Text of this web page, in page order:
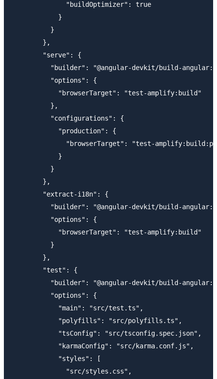
              "buildOptimizer": true
            }
          }
        },
        "serve": {
"builder": "@angular-devkit/build-
          "options": {
            "browserTarget": "test-amplify:build"
          },
          "configurations": {
            "production": {
"browserTarget": "test-
            }
          }
        },
        "extract-i18n": {
"builder": "@angular-devkit/build-
          "options": {
            "browserTarget": "test-amplify:build"
          }
        },
        "test": {
"builder": "@angular-devkit/build-
          "options": {
            "main": "src/test.ts",
            "polyfills": "src/polyfills.ts",
            "tsConfig": "src/tsconfig.spec.json",
            "karmaConfig": "src/karma.conf.js",
            "styles": [
              "src/styles.css",